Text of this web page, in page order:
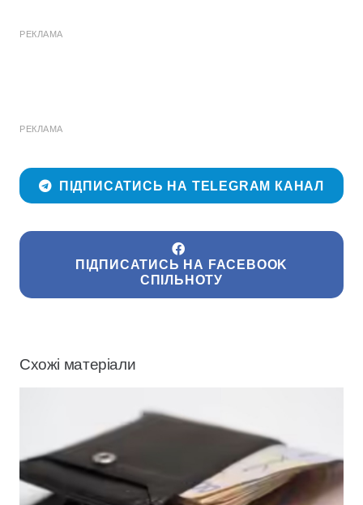
РЕКЛАМА
РЕКЛАМА
ПІДПИСАТИСЬ НА TELEGRAM КАНАЛ
ПІДПИСАТИСЬ НА FACEBOOK
СПІЛЬНОТУ
Схожі матеріали